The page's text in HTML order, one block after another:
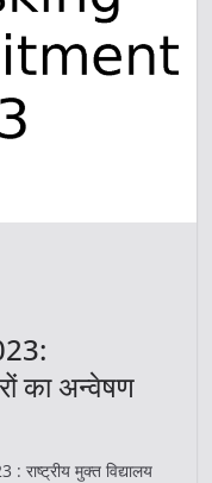
का अन्वेषण
मुक्त विद्यालय